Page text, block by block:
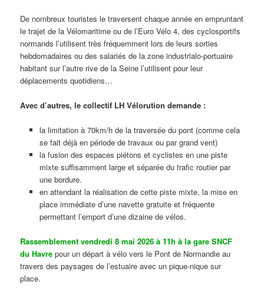
De nombreux touristes le traversent chaque année en empruntant
le trajet de la Vélomaritime ou de l’Euro Vélo 4, des cyclosportifs
normands l’utilisent très fréquemment lors de leurs sorties
hebdomadaires ou des salariés de la zone industrialo-portuaire
habitant sur l’autre rive de la Seine l’utilisent pour leur
déplacements quotidiens…
Avec d’autres, le collectif LH Vélorution demande :
la limitation à 70km/h de la traversée du pont (comme cela
se fait déjà en période de travaux ou par grand vent)
la fusion des espaces piétons et cyclistes en une piste
mixte suffisamment large et séparée du trafic routier par
une bordure.
en attendant la réalisation de cette piste mixte, la mise en
place immédiate d’une navette gratuite et fréquente
permettant l’emport d’une dizaine de vélos.
Rassemblement vendredi 8 mai 2026 à 11h à la gare SNCF
du Havre pour un départ à vélo vers le Pont de Normandie au
travers des paysages de l’estuaire avec un pique-nique sur
place.